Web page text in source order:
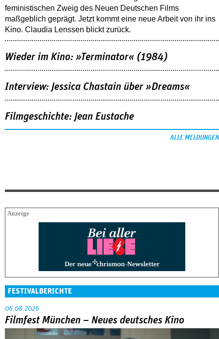
feministischen Zweig des Neuen Deutschen Films
maßgeblich geprägt. Jetzt kommt eine neue Arbeit von ihr ins
Kino. Claudia Lenssen blickt zurück.
Wieder im Kino: »Terminator« (1984)
Interview: Jessica Chastain über »Dreams«
Filmgeschichte: Jean Eustache
ALLE MELDUNGEN
FESTIVALBERICHTE
06.08.2026
Filmfest München – Neues deutsches Kino